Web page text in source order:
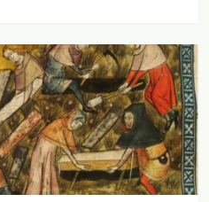
śmierci rzeki.